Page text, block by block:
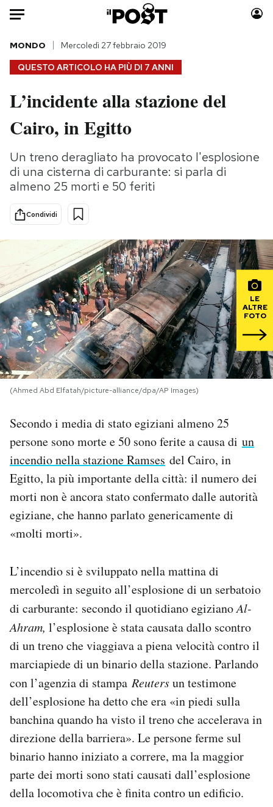
Auto
HOME
Italia
Politica
Tecnologia
Internet
Scienza
Cultura
Economia
Moda
Storie/Idee
Ok Boomer!
Media
Mondiali calcio 2026
PODCAST
NEWSLETTER
I MIEI PREFERITI
SHOP
CALENDARIO
AREA PERSONALE
Newsletter
Regala il Post
Hai bisogno di aiuto?
Esci
QUESTO ARTICOLO HA PIÙ DI 7 ANNI
MONDO Mercoledì 27 febbraio 2019
L’incidente alla stazione del
Cairo, in Egitto
Un treno deragliato ha provocato l'esplosione
di una cisterna di carburante: si parla di
almeno 25 morti e 50 feriti
Condividi
LE
ALTRE
FOTO
(Ahmed Abd Elfatah/picture-alliance/dpa/AP Images)
Secondo i media di stato egiziani almeno 25
persone sono morte e 50 sono ferite a causa di un
incendio nella stazione Ramses del Cairo, in
Egitto, la più importante della città: il numero dei
morti non è ancora stato confermato dalle autorità
egiziane, che hanno parlato genericamente di
«molti morti».
L’incendio si è sviluppato nella mattina di
mercoledì in seguito all’esplosione di un serbatoio
di carburante: secondo il quotidiano egizianoAl-
Ahram, l’esplosione è stata causata dallo scontro
di un treno che viaggiava a piena velocità contro il
marciapiede di un binario della stazione. Parlando
con l’agenzia di stampa Reutersun testimone
dell’esplosione ha detto che era «in piedi sulla
banchina quando ha visto il treno che accelerava in
direzione della barriera». Le persone ferme sul
binario hanno iniziato a correre, ma la maggior
parte dei morti sono stati causati dall’esplosione
della locomotiva che è finita contro un edificio.